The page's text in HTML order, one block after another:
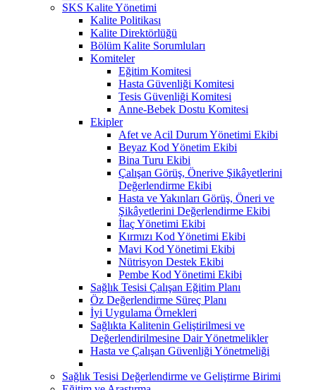
SKS Kalite Yönetimi
Kalite Politikası
Kalite Direktörlüğü
Bölüm Kalite Sorumluları
Komiteler
Eğitim Komitesi
Hasta Güvenliği Komitesi
Tesis Güvenliği Komitesi
Anne-Bebek Dostu Komitesi
Ekipler
Afet ve Acil Durum Yönetimi Ekibi
Beyaz Kod Yönetim Ekibi
Bina Turu Ekibi
Çalışan Görüş, Önerive Şikâyetlerini
Değerlendirme Ekibi
Hasta ve Yakınları Görüş, Öneri ve
Şikâyetlerini Değerlendirme Ekibi
İlaç Yönetimi Ekibi
Kırmızı Kod Yönetimi Ekibi
Mavi Kod Yönetimi Ekibi
Nütrisyon Destek Ekibi
Pembe Kod Yönetimi Ekibi
Sağlık Tesisi Çalışan Eğitim Planı
Öz Değerlendirme Süreç Planı
İyi Uygulama Örnekleri
Sağlıkta Kalitenin Geliştirilmesi ve
Değerlendirilmesine Dair Yönetmelikler
Hasta ve Çalışan Güvenliği Yönetmeliği
Sağlık Tesisi Değerlendirme ve Geliştirme Birimi